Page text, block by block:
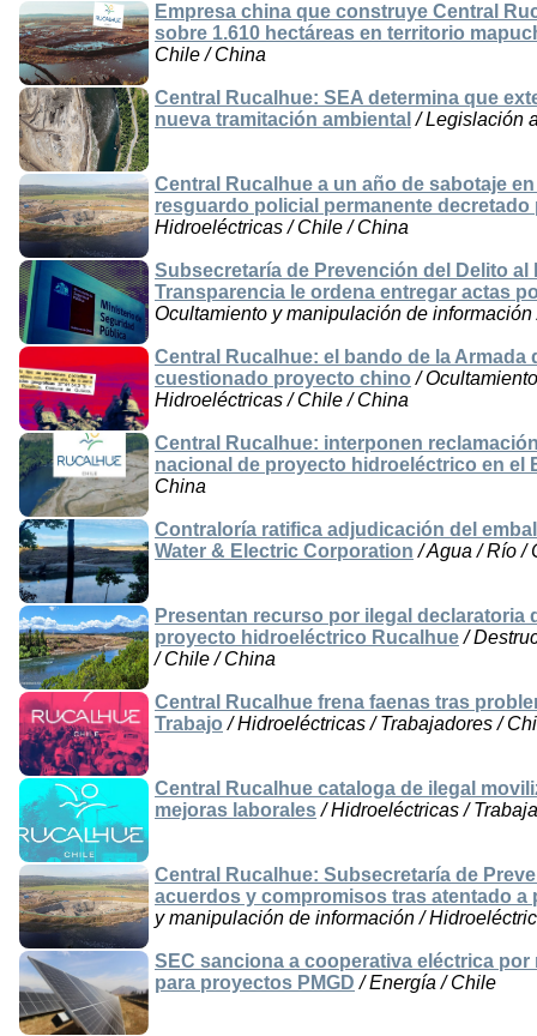
Empresa china que construye Central
sobre 1.610 hectáreas en territorio
Chile / China
Central Rucalhue: SEA determina que
nueva tramitación ambiental / Legislación
Central Rucalhue a un año de sabotaje
resguardo policial permanente
Hidroeléctricas / Chile / China
Subsecretaría de Prevención del Delito
Transparencia le ordena entregar actas
Ocultamiento y manipulación de
Central Rucalhue: el bando de la
cuestionado proyecto chino /
Hidroeléctricas / Chile / China
Central Rucalhue: interponen
nacional de proyecto hidroeléctrico en el
China
Contraloría ratifica adjudicación del
Water & Electric Corporation / Agua / Río /
Presentan recurso por ilegal declaratoria
proyecto hidroeléctrico Rucalhue/
/ Chile / China
Central Rucalhue frena faenas tras
Trabajo / Hidroeléctricas / Trabajadores /
Central Rucalhue cataloga de ilegal
mejoras laborales/ Hidroeléctricas /
Central Rucalhue: Subsecretaría de
acuerdos y compromisos tras atentado
y manipulación de información /
SEC sanciona a cooperativa eléctrica
para proyectos PMGD / Energía / Chile